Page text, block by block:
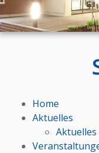
Home
Aktuelles
Aktuelles